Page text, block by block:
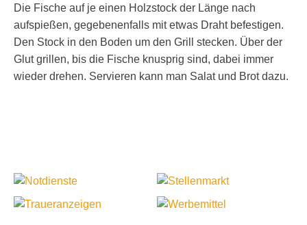
Die Fische auf je einen Holzstock der Länge nach
aufspießen, gegebenenfalls mit etwas Draht befestigen.
Den Stock in den Boden um den Grill stecken. Über der
Glut grillen, bis die Fische knusprig sind, dabei immer
wieder drehen. Servieren kann man Salat und Brot dazu.